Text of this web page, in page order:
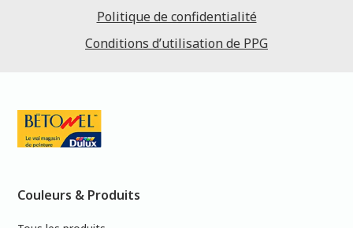
Politique de confidentialité
Conditions d’utilisation de PPG
Couleurs & Produits